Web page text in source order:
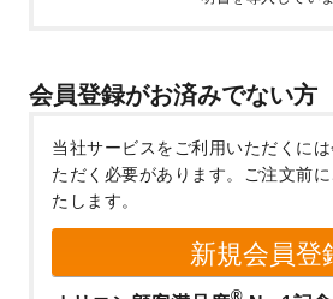
会員登録がお済みでない方
当社サービスをご利用いただくに
ただく必要があります。
ご注文前
たします。
新規会員登